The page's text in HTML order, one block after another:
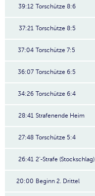
39:12 Torschütze 8:6
37:21 Torschütze 8:5
37:04 Torschütze 7:5
36:07 Torschütze 6:5
34:26 Torschütze 6:4
28:41 Strafenende Heim
27:48 Torschütze 5:4
26:41 2'-Strafe (Stockschlag)
20:00 Beginn 2. Drittel